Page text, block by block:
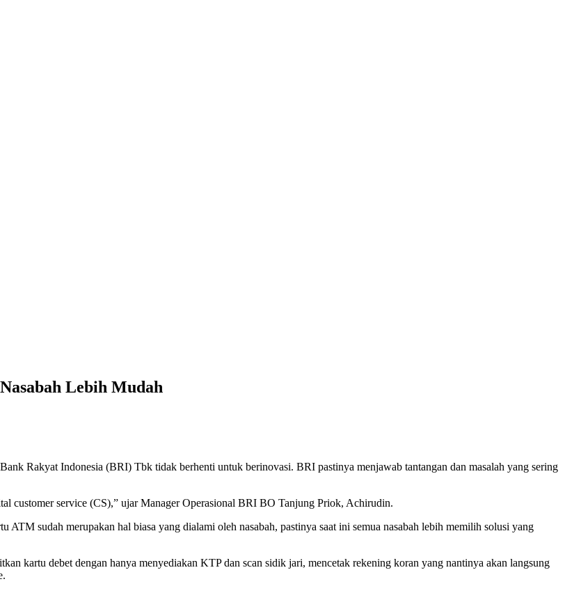
Lebih Mudah
Rakyat Indonesia (BRI) Tbk tidak berhenti untuk berinovasi. BRI pastinya menjawab tantangan dan masalah yang sering
customer service (CS),” ujar Manager Operasional BRI BO Tanjung Priok, Achirudin.
sudah merupakan hal biasa yang dialami oleh nasabah, pastinya saat ini semua nasabah lebih memilih solusi yang
kartu debet dengan hanya menyediakan KTP dan scan sidik jari, mencetak rekening koran yang nantinya akan langsung